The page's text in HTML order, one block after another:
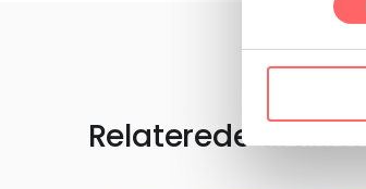
Relaterede artikler